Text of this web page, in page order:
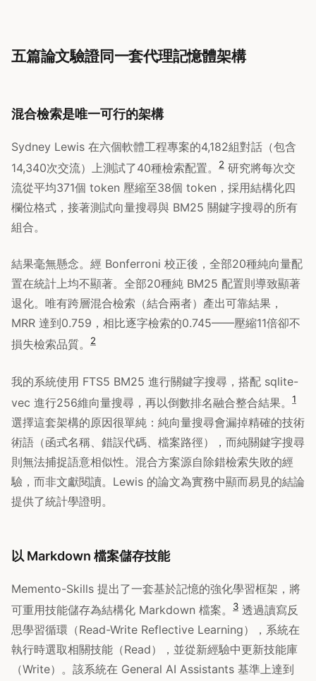
五篇論文驗證同一套代理記憶體架構
混合檢索是唯一可行的架構
Sydney Lewis 在六個軟體工程專案的4,182組對話（包含
14,340次交流）上測試了40種檢索配置。
2 研究將每次交
流從平均371個 token 壓縮至38個 token，採用結構化四
欄位格式，接著測試向量搜尋與 BM25 關鍵字搜尋的所有
組合。
結果毫無懸念。經 Bonferroni 校正後，全部20種純向量配
置在統計上均不顯著。全部20種純 BM25 配置則導致顯著
退化。唯有跨層混合檢索（結合兩者）產出可靠結果，
MRR 達到0.759，相比逐字檢索的0.745——壓縮11倍卻不
損失檢索品質。
2
我的系統使用 FTS5 BM25 進行關鍵字搜尋，搭配 sqlite-
vec 進行256維向量搜尋，再以倒數排名融合整合結果。
1
選擇這套架構的原因很單純：純向量搜尋會漏掉精確的技術
術語（函式名稱、錯誤代碼、檔案路徑），而純關鍵字搜尋
則無法捕捉語意相似性。混合方案源自除錯檢索失敗的經
驗，而非文獻閱讀。Lewis 的論文為實務中顯而易見的結論
提供了統計學證明。
以 Markdown 檔案儲存技能
Memento-Skills 提出了一套基於記憶的強化學習框架，將
可重用技能儲存為結構化 Markdown 檔案。
3 透過讀寫反
思學習循環（Read-Write Reflective Learning），系統在
執行時選取相關技能（Read），並從新經驗中更新技能庫
（Write）。該系統在 General AI Assistants 基準上達到